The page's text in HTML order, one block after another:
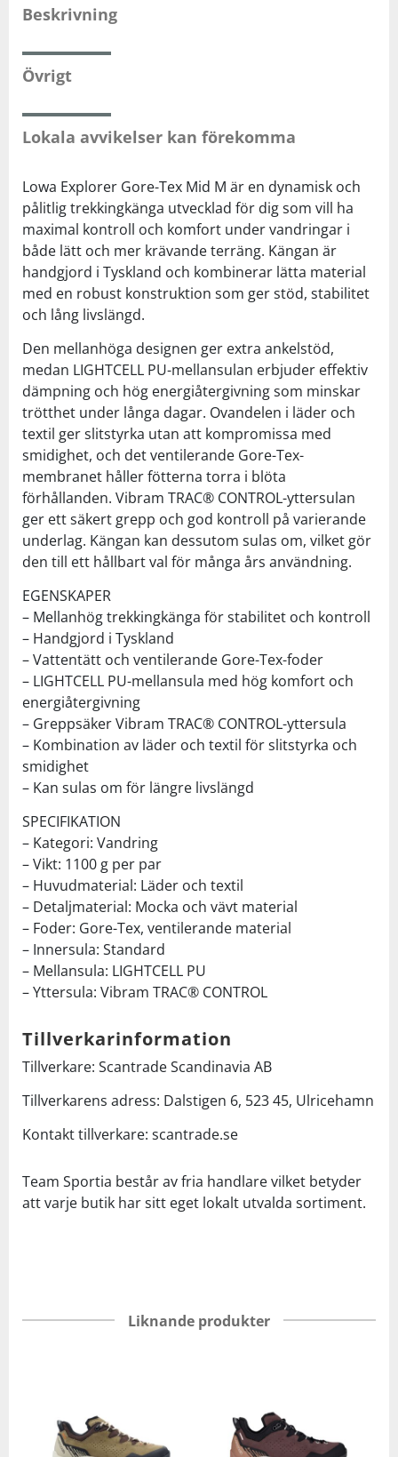
Beskrivning
Övrigt
Lokala avvikelser kan förekomma
Lowa Explorer Gore-Tex Mid M är en dynamisk och
pålitlig trekkingkänga utvecklad för dig som vill ha
maximal kontroll och komfort under vandringar i
både lätt och mer krävande terräng. Kängan är
handgjord i Tyskland och kombinerar lätta material
med en robust konstruktion som ger stöd, stabilitet
och lång livslängd.
Den mellanhöga designen ger extra ankelstöd,
medan LIGHTCELL PU-mellansulan erbjuder effektiv
dämpning och hög energiåtergivning som minskar
trötthet under långa dagar. Ovandelen i läder och
textil ger slitstyrka utan att kompromissa med
smidighet, och det ventilerande Gore-Tex-
membranet håller fötterna torra i blöta
förhållanden. Vibram TRAC® CONTROL-yttersulan
ger ett säkert grepp och god kontroll på varierande
underlag. Kängan kan dessutom sulas om, vilket gör
den till ett hållbart val för många års användning.
EGENSKAPER
– Mellanhög trekkingkänga för stabilitet och kontroll
– Handgjord i Tyskland
– Vattentätt och ventilerande Gore-Tex-foder
– LIGHTCELL PU-mellansula med hög komfort och
energiåtergivning
– Greppsäker Vibram TRAC® CONTROL-yttersula
– Kombination av läder och textil för slitstyrka och
smidighet
– Kan sulas om för längre livslängd
SPECIFIKATION
– Kategori: Vandring
– Vikt: 1100 g per par
– Huvudmaterial: Läder och textil
– Detaljmaterial: Mocka och vävt material
– Foder: Gore-Tex, ventilerande material
– Innersula: Standard
– Mellansula: LIGHTCELL PU
– Yttersula: Vibram TRAC® CONTROL
Tillverkarinformation
Tillverkare: Scantrade Scandinavia AB
Tillverkarens adress: Dalstigen 6, 523 45, Ulricehamn
Kontakt tillverkare: scantrade.se
Team Sportia består av fria handlare vilket betyder
att varje butik har sitt eget lokalt utvalda sortiment.
Liknande produkter